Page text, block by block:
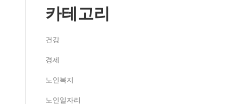
카테고리
건강
경제
노인복지
노인일자리